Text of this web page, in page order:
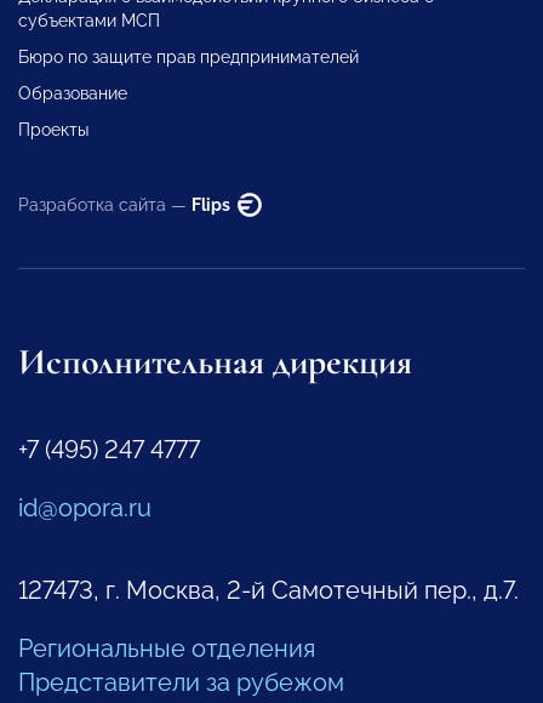
субъектами МСП
Бюро по защите прав предпринимателей
Образование
Проекты
Разработка сайта — Flips
Исполнительная дирекция
+7 (495) 247 4777
id@opora.ru
127473, г. Москва, 2-й Самотечный пер., д.7.
Региональные отделения
Представители за рубежом